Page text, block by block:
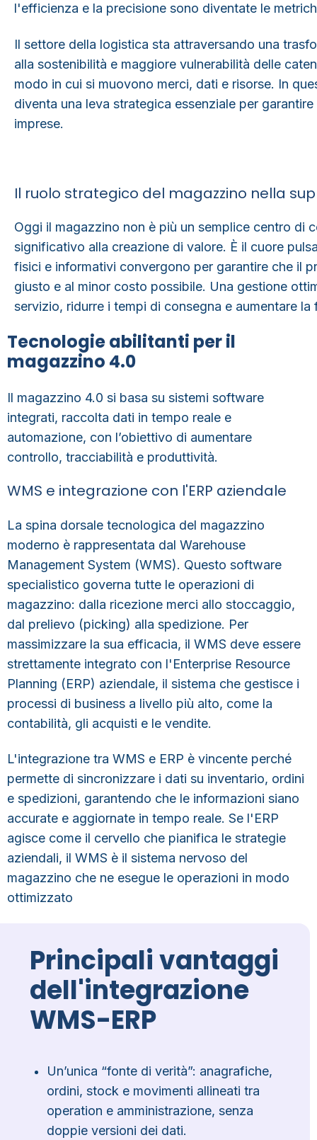
l'efficienza e la precisione sono diventate le
Il settore della logistica sta attraversando una
alla sostenibilità e maggiore vulnerabilità delle
modo in cui si muovono merci, dati e risorse. In
diventa una leva strategica essenziale per
imprese.
Il ruolo strategico del magazzino nella
Oggi il magazzino non è più un semplice centro di
significativo alla creazione di valore. È il cuore
fisici e informativi convergono per garantire che il
giusto e al minor costo possibile. Una gestione
servizio, ridurre i tempi di consegna e aumentare
Tecnologie abilitanti per il
magazzino 4.0
Il magazzino 4.0 si basa su sistemi software
integrati, raccolta dati in tempo reale e
automazione, con l’obiettivo di aumentare
controllo, tracciabilità e produttività.
WMS e integrazione con l'ERP aziendale
La spina dorsale tecnologica del magazzino
moderno è rappresentata dal Warehouse
Management System (WMS). Questo software
specialistico governa tutte le operazioni di
magazzino: dalla ricezione merci allo stoccaggio,
dal prelievo (picking) alla spedizione. Per
massimizzare la sua efficacia, il WMS deve essere
strettamente integrato con l'Enterprise Resource
Planning (ERP) aziendale, il sistema che gestisce i
processi di business a livello più alto, come la
contabilità, gli acquisti e le vendite.
L'integrazione tra WMS e ERP è vincente perché
permette di sincronizzare i dati su inventario, ordini
e spedizioni, garantendo che le informazioni siano
accurate e aggiornate in tempo reale. Se l'ERP
agisce come il cervello che pianifica le strategie
aziendali, il WMS è il sistema nervoso del
magazzino che ne esegue le operazioni in modo
ottimizzato
Principali vantaggi
dell'integrazione
WMS-ERP
Un’unica “fonte di verità”: anagrafiche,
ordini, stock e movimenti allineati tra
operation e amministrazione, senza
doppie versioni dei dati.